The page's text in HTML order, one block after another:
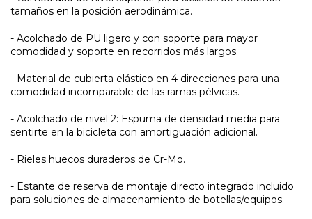
tamaños en la posición aerodinámica.
- Acolchado de PU ligero y con soporte para mayor
comodidad y soporte en recorridos más largos.
- Material de cubierta elástico en 4 direcciones para una
comodidad incomparable de las ramas pélvicas.
- Acolchado de nivel 2: Espuma de densidad media para
sentirte en la bicicleta con amortiguación adicional.
- Rieles huecos duraderos de Cr-Mo.
- Estante de reserva de montaje directo integrado incluido
para soluciones de almacenamiento de botellas/equipos.